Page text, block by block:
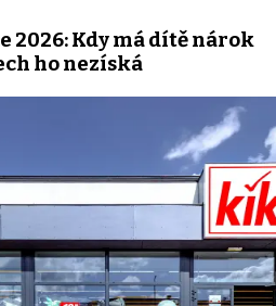
2026: Kdy má dítě nárok
ho nezíská